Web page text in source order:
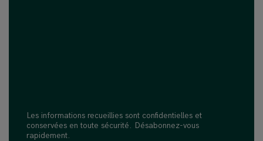
Les informations recueillies sont confidentielles et
conservées en toute sécurité. Désabonnez-vous
rapidement.